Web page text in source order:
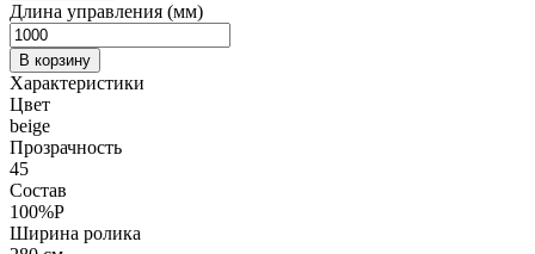
Длина управления (мм)
В корзину
Характеристики
Цвет
beige
Прозрачность
45
Состав
100%P
Ширина ролика